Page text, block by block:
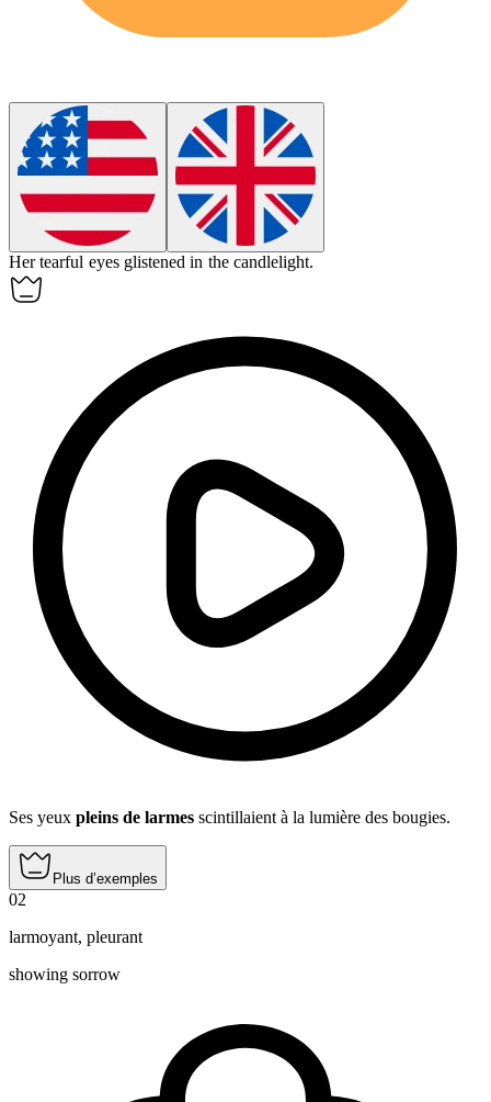
Hertearful eyes glistened in the candlelight.
Ses yeux pleins de larmes scintillaient à la lumière des bougies.
Plus d’exemples
02
larmoyant, pleurant
showing sorrow